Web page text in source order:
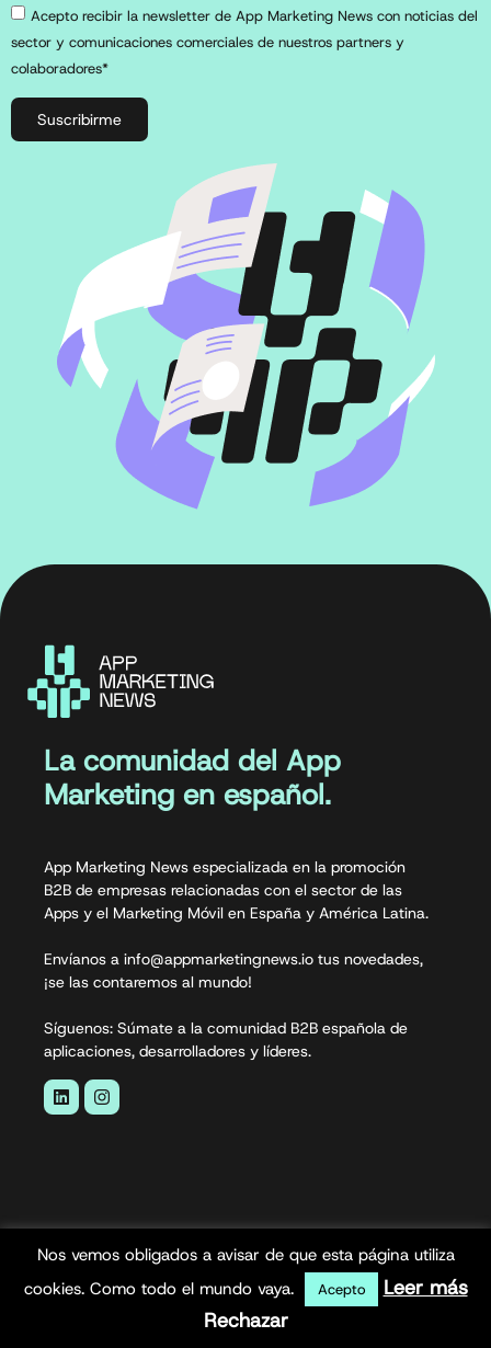
Acepto recibir la newsletter de App Marketing News con noticias del
sector y comunicaciones comerciales de nuestros partners y
colaboradores*
Suscribirme
La comunidad del App
Marketing en español.
App Marketing News especializada en la promoción
B2B de empresas relacionadas con el sector de las
Apps y el Marketing Móvil en España y América Latina.
Envíanos a info@appmarketingnews.io tus novedades,
¡se las contaremos al mundo!
Síguenos: Súmate a la comunidad B2B española de
aplicaciones, desarrolladores y líderes.
App Marketing News© 2026. Todos los derechos
Nos vemos obligados a avisar de que esta página utiliza
cookies. Como todo el mundo vaya.
Acepto
Leer más
Rechazar